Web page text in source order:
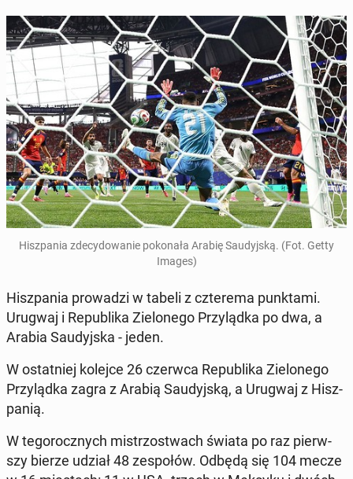
Hisz­pa­nia zde­cy­do­wa­nie po­ko­na­ła Arabię Sau­dyj­ską. (Fot. Getty
Images)
Hisz­pa­nia pro­wa­dzi w tabeli z czte­re­ma punk­ta­mi.
Urugwaj i Re­pu­bli­ka Zie­lo­ne­go Przy­ląd­ka po dwa, a
Arabia Sau­dyj­ska - jeden.
W ostat­niej kolejce 26 czerwca Re­pu­bli­ka Zie­lo­ne­go
Przy­ląd­ka zagra z Arabią Sau­dyj­ską, a Urugwaj z Hisz­
pa­nią.
W te­go­rocz­nych mi­strzo­stwach świata po raz pierw­
szy bierze udział 48 ze­spo­łów. Odbędą się 104 mecze